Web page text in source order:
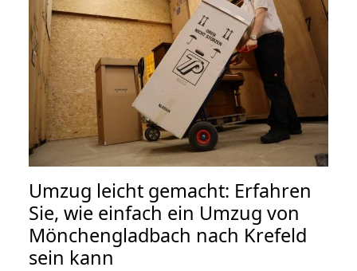
Umzug leicht gemacht: Erfahren
Sie, wie einfach ein Umzug von
Mönchengladbach nach Krefeld
sein kann